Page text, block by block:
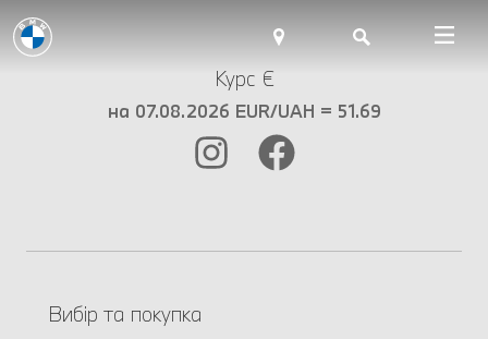
Курс €
на 07.08.2026 EUR/UAH = 51.69
Вибір та покупка